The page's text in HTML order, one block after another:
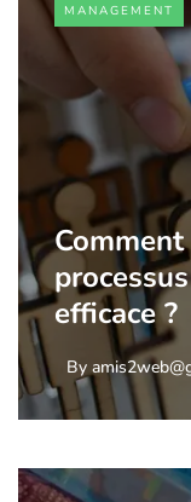
MANAGEMENT
efficace ?
By